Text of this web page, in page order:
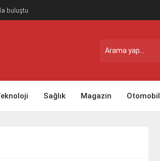
buluştu
Sağlık Magazin Otomobil